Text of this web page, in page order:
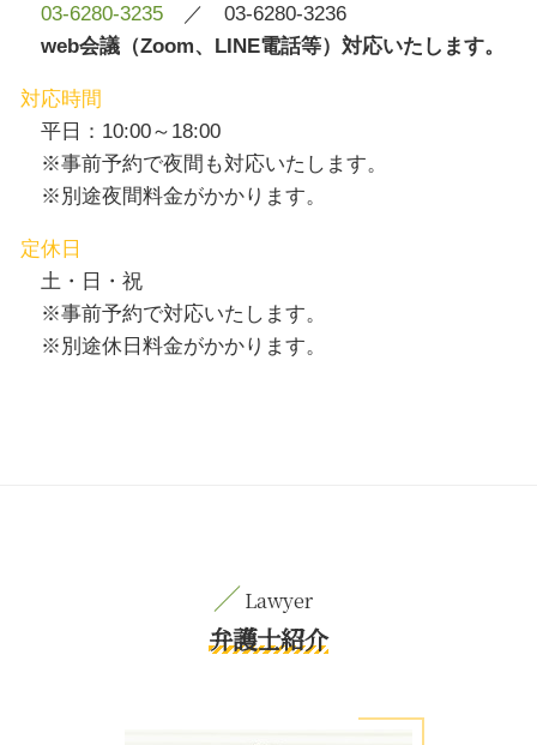
03-6280-3235 ／ 03-6280-3236
web会議（Zoom、LINE電話等）対応いたします。
対応時間
平日：10:00～18:00
※事前予約で夜間も対応いたします。
※別途夜間料金がかかります。
定休日
土・日・祝
※事前予約で対応いたします。
※別途休日料金がかかります。
弁護士紹介